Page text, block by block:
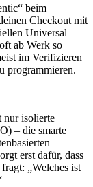
beim
Checkout mit
Universal
ab Werk so
im Verifizieren
programmieren.
nur isolierte
– die smarte
erst dafür, dass
„Welches ist